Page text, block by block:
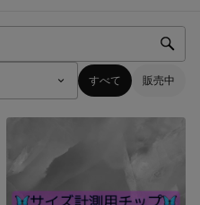
すべて 販売中